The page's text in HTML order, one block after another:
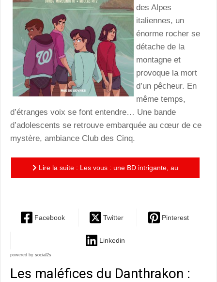
des Alpes
italiennes, un
énorme rocher se
détache de la
montagne et
provoque la mort
d’un pêcheur. En
même temps,
d’étranges voix se font entendre… Une bande
d’adolescents se retrouve embarquée au cœur de ce
mystère, ambiance Club des Cinq.
Lire la suite : Les vous : une BD intrigante, au
Facebook Twitter Pinterest
Linkedin
powered by social2s
Les maléfices du Danthrakon :